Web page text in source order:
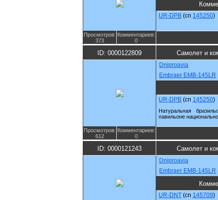
UR-DPB (cn 145250)
Просмотров:
373
Комментариев:
0
ID: 0000122809 Самолет и
Dniproavia
Embraer EMB-145LR
UR-DPB (cn 145250)
Натуральная
павильоне
Просмотров:
612
Комментариев:
0
ID: 0000121243 Самолет и
Dniproavia
Embraer EMB-145LR
UR-DNT (cn 145709)